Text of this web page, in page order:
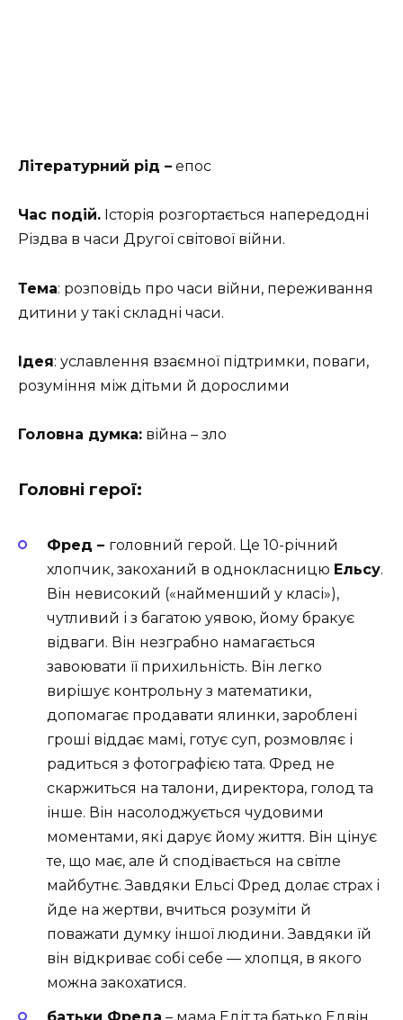
Літературний рід – епос
Час подій. Історія розгортається напередодні
Різдва в часи Другої світової війни.
Тема: розповідь про часи війни, переживання
дитини у такі складні часи.
Ідея: уславлення взаємної підтримки, поваги,
розуміння між дітьми й дорослими
Головна думка: війна – зло
Головні герої:
Фред – головний герой. Це 10-річний
хлопчик, закоханий в однокласницю Ельсу.
Він невисокий («найменший у класі»),
чутливий і з багатою уявою, йому бракує
відваги. Він незграбно намагається
завоювати її прихильність. Він легко
вирішує контрольну з математики,
допомагає продавати ялинки, зароблені
гроші віддає мамі, готує суп, розмовляє і
радиться з фотографією тата. Фред не
скаржиться на талони, директора, голод та
інше. Він насолоджується чудовими
моментами, які дарує йому життя. Він цінує
те, що має, але й сподівається на світле
майбутнє. Завдяки Ельсі Фред долає страх і
йде на жертви, вчиться розуміти й
поважати думку іншої людини. Завдяки їй
він відкриває собі себе — хлопця, в якого
можна закохатися.